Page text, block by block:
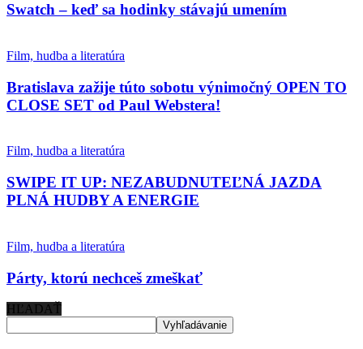
Swatch – keď sa hodinky stávajú umením
Film, hudba a literatúra
Bratislava zažije túto sobotu výnimočný OPEN TO
CLOSE SET od Paul Webstera!
Film, hudba a literatúra
SWIPE IT UP: NEZABUDNUTEĽNÁ JAZDA
PLNÁ HUDBY A ENERGIE
Film, hudba a literatúra
Párty, ktorú nechceš zmeškať
HĽADAŤ